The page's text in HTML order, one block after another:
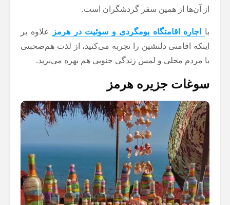
از آن‌ها از همین سفر گردشگران است.
با اجاره اقامتگاه بومگردی و سوئیت در هرمز
علاوه بر
اینکه اقامتی دلنشین را تجربه می‌کنید، از لذت هم‌صحبتی
با مردم محلی و لمس زندگی جنوبی هم بهره می‌برید.
سوغات جزیره هرمز